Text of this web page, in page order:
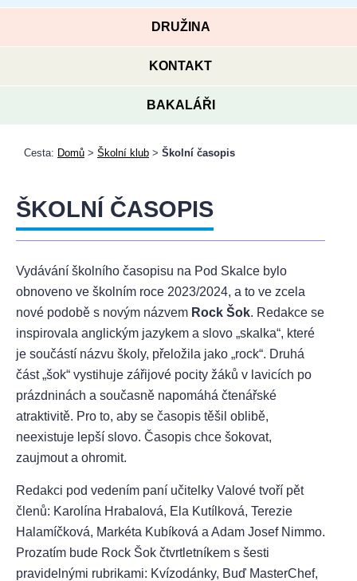
DRUŽINA
KONTAKT
BAKALÁŘI
Cesta: Domů > Školní klub > Školní časopis
ŠKOLNÍ ČASOPIS
Vydávání školního časopisu na Pod Skalce bylo
obnoveno ve školním roce 2023/2024, a to ve zcela
nové podobě s novým názvem Rock Šok. Redakce se
inspirovala anglickým jazykem a slovo „skalka“, které
je součástí názvu školy, přeložila jako „rock“. Druhá
část „šok“ vystihuje zářijové pocity žáků v lavicích po
prázdninách a současně napomáhá čtenářské
atraktivitě. Pro to, aby se časopis těšil oblibě,
neexistuje lepší slovo. Časopis chce šokovat,
zaujmout a ohromit.
Redakci pod vedením paní učitelky Valové tvoří pět
členů: Karolína Hrabalová, Ela Kutílková, Terezie
Halamíčková, Markéta Kubíková a Adam Josef Nimmo.
Prozatím bude Rock Šok čtvrtletníkem s šesti
pravidelnými rubrikami: Kvízodánky, Buď MasterChef,